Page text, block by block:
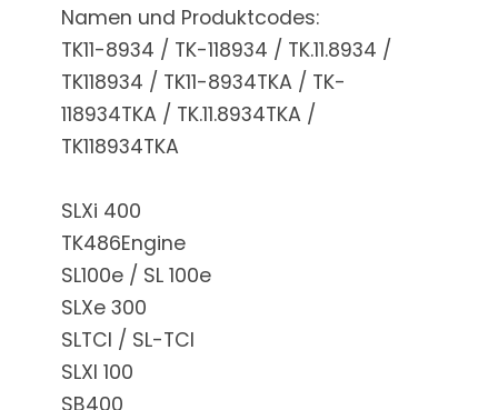
Namen und Produktcodes:
TK11-8934 / TK-118934 / TK.11.8934 /
TK118934 / TK11-8934TKA / TK-
118934TKA / TK.11.8934TKA /
TK118934TKA
SLXi 400
TK486Engine
SL100e / SL 100e
SLXe 300
SLTCI / SL-TCI
SLXI 100
SB400